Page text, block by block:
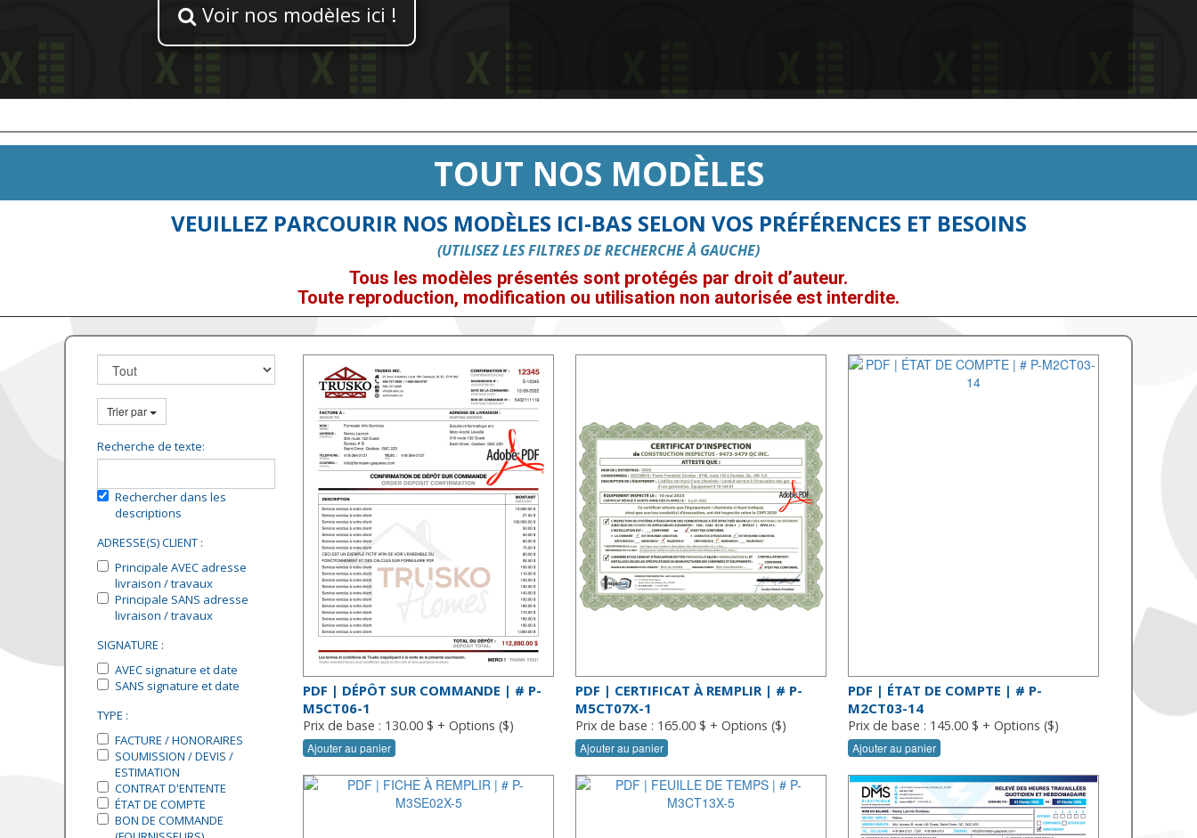
 Voir nos modèles ici !
TOUT NOS MODÈLES
VEUILLEZ PARCOURIR NOS MODÈLES ICI-BAS SELON VOS PRÉFÉRENCES ET BESOINS
(UTILISEZ LES FILTRES DE RECHERCHE À GAUCHE)
Tous les modèles présentés sont protégés par droit d’auteur.
Toute reproduction, modification ou utilisation non autorisée est interdite.
Trier par
Recherche de texte:
Rechercher dans les
descriptions
ADRESSE(S) CLIENT :
Principale AVEC adresse
livraison / travaux
Principale SANS adresse
livraison / travaux
SIGNATURE :
AVEC signature et date
SANS signature et date
TYPE :
FACTURE / HONORAIRES
SOUMISSION / DEVIS /
ESTIMATION
CONTRAT D'ENTENTE
ÉTAT DE COMPTE
BON DE COMMANDE
PDF | DÉPÔT SUR COMMANDE | # P-
M5CT06-1
Prix de base : 130.00 $ + Options ($)
Ajouter au panier
PDF | CERTIFICAT À REMPLIR | # P-
M5CT07X-1
Prix de base : 165.00 $ + Options ($)
Ajouter au panier
PDF | ÉTAT DE COMPTE | # P-
M2CT03-14
Prix de base : 145.00 $ + Options ($)
Ajouter au panier